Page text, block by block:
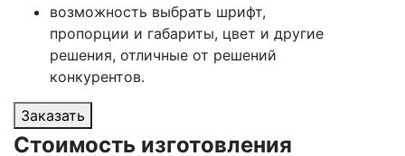
возможность выбрать шрифт,
пропорции и габариты, цвет и другие
решения, отличные от решений
конкурентов.
Заказать
Стоимость изготовления